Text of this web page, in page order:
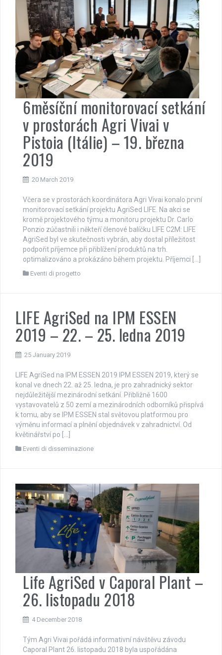
6měsíční monitorovací setkání
v prostorách Agri Vivai v
Pistoia (Itálie) – 19. března
2019
20 March 2019
Včera se v prostorách koordinátora Agri Vivai konalo první
monitorovací setkání projektu AgriSed LIFE. Na akci se
kromě projektového týmu a monitoru projektu Dr. Carlo
Ponzio zúčastnili i někteří členové balíčku LIFE C2M: LIFE
AgriSed byl ve skutečnosti vybrán, aby dostal příležitost
podpořit příjemce při přiblížení produktů na trh.
optimalizováno a prokázáno během projektu. Příjemci […]
Eventi di progetto
LIFE AgriSed na IPM ESSEN
2019 – 22. – 25. ledna 2019
25 January 2019
LIFE AgriSed na IPM ESSEN 2019 IPM ESSEN 2019, který se
konal ve dnech 22. až 25. ledna, je pro zahradnický sektor
nejdůležitější mezinárodní setkání. Přibližně 1600
vystavovatelů z 50 zemí a mezinárodních odborníků přispívá
k tomu, aby se IPM ESSEN stal světovou platformou pro
výměnu informací a plnění objednávek v zahradnictví. Od
květinářství po […]
Eventi di disseminazione
Life AgriSed v Caporal Plant –
26. listopadu 2018
4 December 2018
Tým Agri Vivai pořádá informativní návštěvu závodu
Caporal Plant 26. listopadu 2018 byla uspořádána